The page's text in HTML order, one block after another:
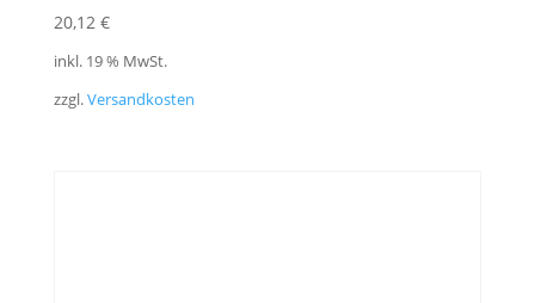
20,12 €
inkl. 19 % MwSt.
zzgl.Versandkosten